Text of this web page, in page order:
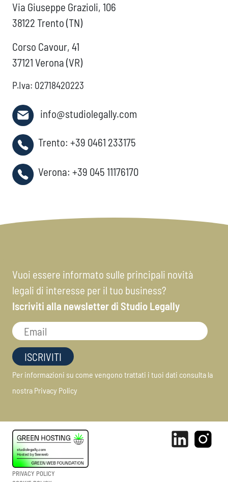
Via Giuseppe Grazioli, 106
38122 Trento (TN)
Corso Cavour, 41
37121 Verona (VR)
P.Iva: 02718420223
info@studiolegally.com
Trento: +39 0461 233175
Verona: +39 045 11176170
Vuoi essere informato sulle principali novità
legali di interesse per il tuo business?
Iscriviti alla newsletter di Studio Legally
Per informazioni su come vengono trattati i tuoi dati consulta la
nostra Privacy Policy
PRIVACY POLICY